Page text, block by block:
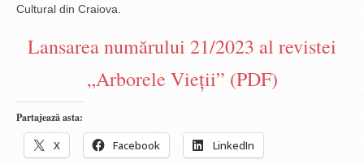
Cultural din Craiova.
Lansarea numărului 21/2023 al revistei
„Arborele Vieții” (PDF)
Partajează asta:
X Facebook LinkedIn